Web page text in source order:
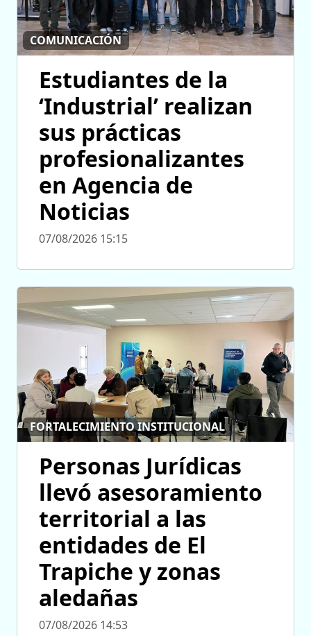
COMUNICACIÓN
Estudiantes de la
‘Industrial’ realizan
sus prácticas
profesionalizantes
en Agencia de
Noticias
07/08/2026 15:15
FORTALECIMIENTO INSTITUCIONAL
Personas Jurídicas
llevó asesoramiento
territorial a las
entidades de El
Trapiche y zonas
aledañas
07/08/2026 14:53